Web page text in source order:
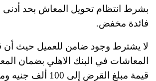
فائدة مخفض.
لا يشترط وجود ضامن للعميل حيث
المعاشات في البنك الاهلي بضمان